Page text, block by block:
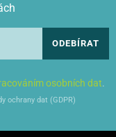
stojánek.
ODEBÍRAT
osobních dat.
ochrany dat (GDPR)